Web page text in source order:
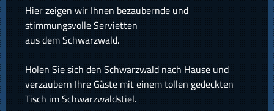
Hier zeigen wir Ihnen bezaubernde und
stimmungsvolle Servietten
aus dem Schwarzwald.
Holen Sie sich den Schwarzwald nach Hause und
verzaubern Ihre Gäste mit einem tollen gedeckten
Tisch im Schwarzwaldstiel.